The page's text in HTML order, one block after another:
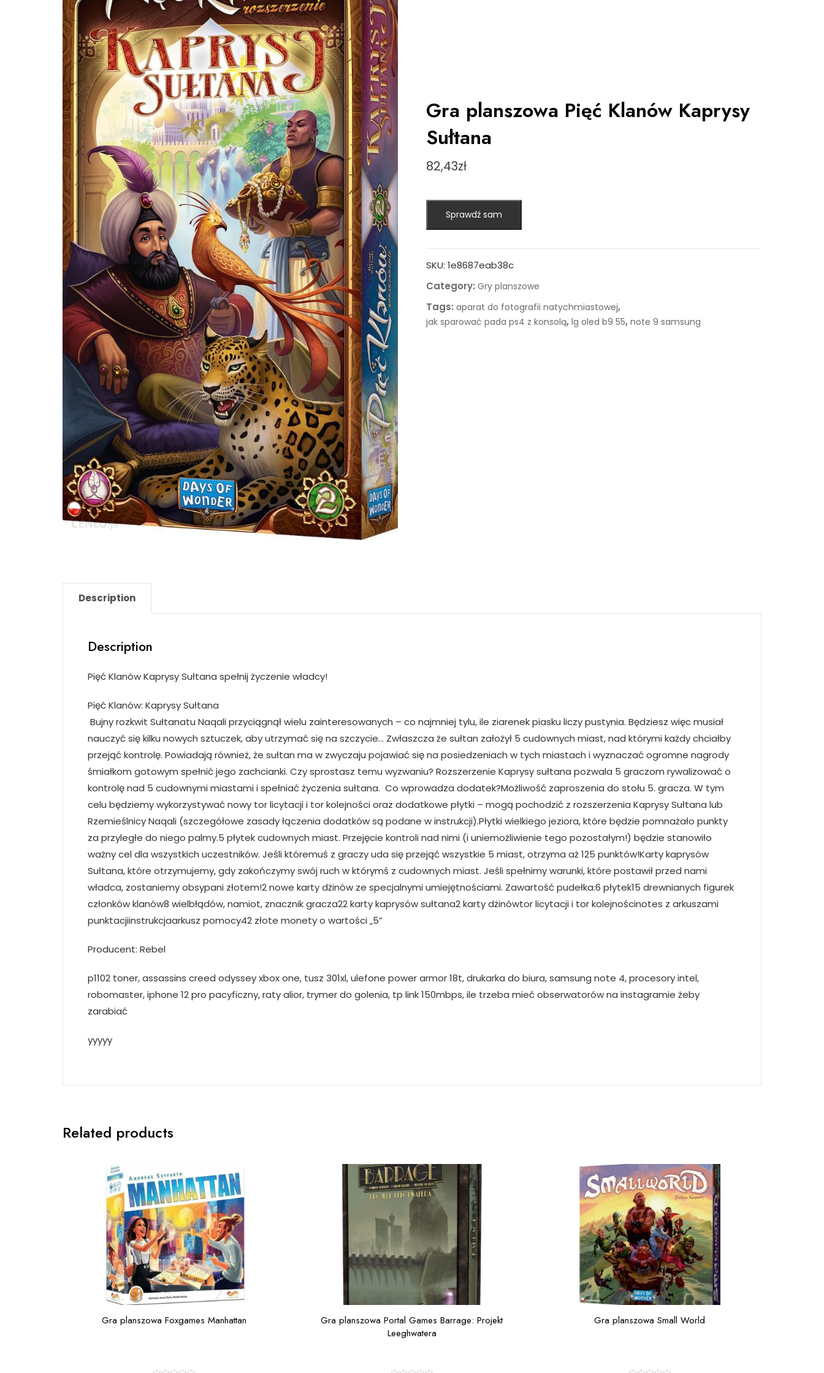
Gra planszowa Pięć Klanów Kaprysy
Sułtana
82,43zł
Sprawdź sam
SKU: 1e8687eab38c
Category: Gry planszowe
Tags: aparat do fotografii natychmiastowej,
jak sparować pada ps4 z konsolą, lg oled b9 55, note 9 samsung
Description
Description
Pięć Klanów Kaprysy Sułtana spełnij życzenie władcy!
Pięć Klanów: Kaprysy Sułtana
Bujny rozkwit Sułtanatu Naqali przyciągnął wielu zainteresowanych – co najmniej tylu, ile ziarenek piasku liczy pustynia. Będziesz więc musiał
nauczyć się kilku nowych sztuczek, aby utrzymać się na szczycie… Zwłaszcza że sułtan założył 5 cudownych miast, nad którymi każdy chciałby
przejąć kontrolę. Powiadają również, że sułtan ma w zwyczaju pojawiać się na posiedzeniach w tych miastach i wyznaczać ogromne nagrody
śmiałkom gotowym spełnić jego zachcianki. Czy sprostasz temu wyzwaniu? Rozszerzenie Kaprysy sułtana pozwala 5 graczom rywalizować o
kontrolę nad 5 cudownymi miastami i spełniać życzenia sułtana. Co wprowadza dodatek?Możliwość zaproszenia do stołu 5. gracza. W tym
celu będziemy wykorzystywać nowy tor licytacji i tor kolejności oraz dodatkowe płytki – mogą pochodzić z rozszerzenia Kaprysy Sułtana lub
Rzemieślnicy Naqali (szczegółowe zasady łączenia dodatków są podane w instrukcji).Płytki wielkiego jeziora, które będzie pomnażało punkty
za przyległe do niego palmy.5 płytek cudownych miast. Przejęcie kontroli nad nimi (i uniemożliwienie tego pozostałym!) będzie stanowiło
ważny cel dla wszystkich uczestników. Jeśli któremuś z graczy uda się przejąć wszystkie 5 miast, otrzyma aż 125 punktów!Karty kaprysów
Sułtana, które otrzymujemy, gdy zakończymy swój ruch w którymś z cudownych miast. Jeśli spełnimy warunki, które postawił przed nami
władca, zostaniemy obsypani złotem!2 nowe karty dżinów ze specjalnymi umiejętnościami. Zawartość pudełka:6 płytek15 drewnianych figurek
członków klanów8 wielbłądów, namiot, znacznik gracza22 karty kaprysów sułtana2 karty dżinówtor licytacji i tor kolejnościnotes z arkuszami
punktacjiinstrukcjaarkusz pomocy42 złote monety o wartości „5”
Producent: Rebel
p1102 toner, assassins creed odyssey xbox one, tusz 301xl, ulefone power armor 18t, drukarka do biura, samsung note 4, procesory intel,
robomaster, iphone 12 pro pacyficzny, raty alior, trymer do golenia, tp link 150mbps, ile trzeba mieć obserwatorów na instagramie żeby
zarabiać
yyyyy
Related products
Gra planszowa Foxgames Manhattan
Gra planszowa Portal Games Barrage: Projekt
Leeghwatera
Gra planszowa Small World